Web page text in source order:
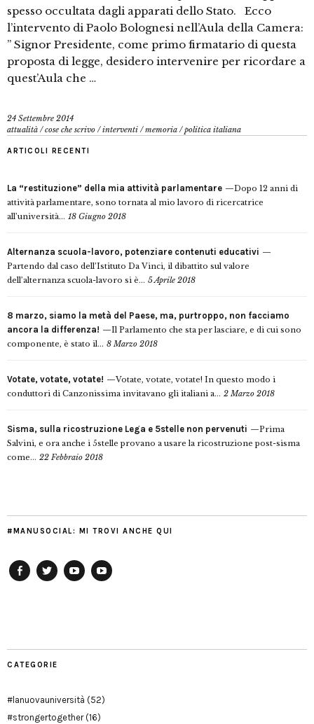
spesso occultata dagli apparati dello Stato. Ecco
l’intervento di Paolo Bolognesi nell’Aula della Camera:
” Signor Presidente, come primo firmatario di questa
proposta di legge, desidero intervenire per ricordare a
quest’Aula che …
24 Settembre 2014
attualità /cose che scrivo /interventi /memoria /politica italiana
ARTICOLI RECENTI
La “restituzione” della mia attività parlamentare
Dopo 12 anni di
attività parlamentare, sono tornata al mio lavoro di ricercatrice
all’università... 18 Giugno 2018
Alternanza scuola-lavoro, potenziare contenuti educativi
Partendo dal caso dell’Istituto Da Vinci, il dibattito sul valore
dell’alternanza scuola-lavoro si è... 5 Aprile 2018
8 marzo, siamo la metà del Paese, ma, purtroppo, non facciamo
ancora la differenza!
Il Parlamento che sta per lasciare, e di cui sono
componente, è stato il... 8 Marzo 2018
Votate, votate, votate!
Votate, votate, votate! In questo modo i
conduttori di Canzonissima invitavano gli italiani a... 2 Marzo 2018
Sisma, sulla ricostruzione Lega e 5stelle non pervenuti
Prima
Salvini, e ora anche i 5stelle provano a usare la ricostruzione post-sisma
come... 22 Febbraio 2018
#MANUSOCIAL: MI TROVI ANCHE QUI
CATEGORIE
#lanuovauniversità (52)
#strongertogether(16)